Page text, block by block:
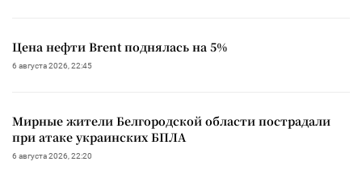
Цена нефти Brent поднялась на 5%
6 августа 2026, 22:45
Мирные жители Белгородской области пострадали
при атаке украинских БПЛА
6 августа 2026, 22:20